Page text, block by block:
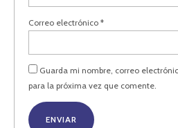
Correo electrónico*
Guarda mi nombre, correo
para la próxima vez que comente.